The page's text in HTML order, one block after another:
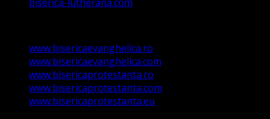
www.bisericaevanghelica.ro
www.bisericaevanghelica.com
www.bisericaprotestanta.ro
www.bisericaprotestanta.com
www.bisericaprotestanta.eu